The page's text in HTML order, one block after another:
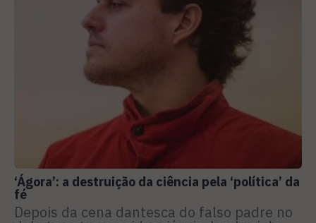
‘Ágora’: a destruição da ciência pela ‘política’ da
fé
Depois da cena dantesca do falso padre no